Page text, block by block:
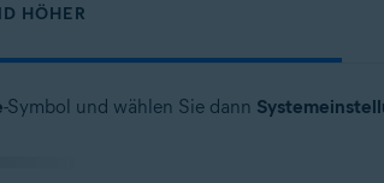
HÖHER
-Symbol und wählen Sie dann